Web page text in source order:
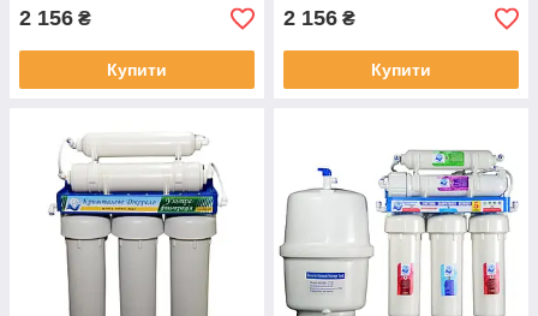
2 156 ₴
Купити
2 156 ₴
Купити